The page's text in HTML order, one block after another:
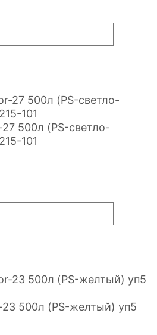
500л (PS-светло-
101
500л (PS-желтый) уп5